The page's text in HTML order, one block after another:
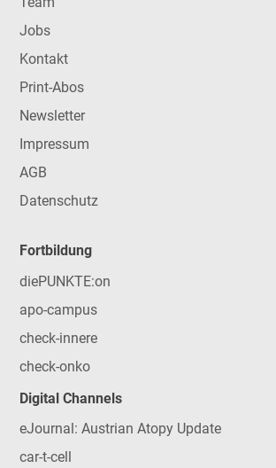
Jobs
Kontakt
Print-Abos
Newsletter
Impressum
AGB
Datenschutz
Fortbildung
diePUNKTE:on
apo-campus
check-innere
check-onko
Digital Channels
eJournal: Austrian Atopy Update
car-t-cell